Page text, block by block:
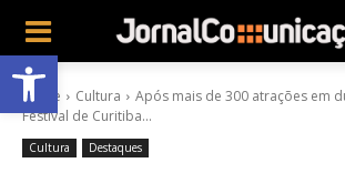
Abrir a barra de ferramentas
Home Cultura
Após mais de 300 atrações em
Festival de Curitiba...
Cultura Destaques